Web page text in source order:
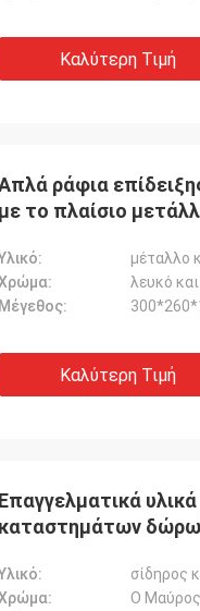
Καλύτερη Τιμή
ράφια
με το πλαίσιο
μέταλλο
λευκό
Μέγεθος:
Καλύτερη Τιμή
Επαγγελματικά
καταστημάτων
σίδηρος
Ο Μαύρος